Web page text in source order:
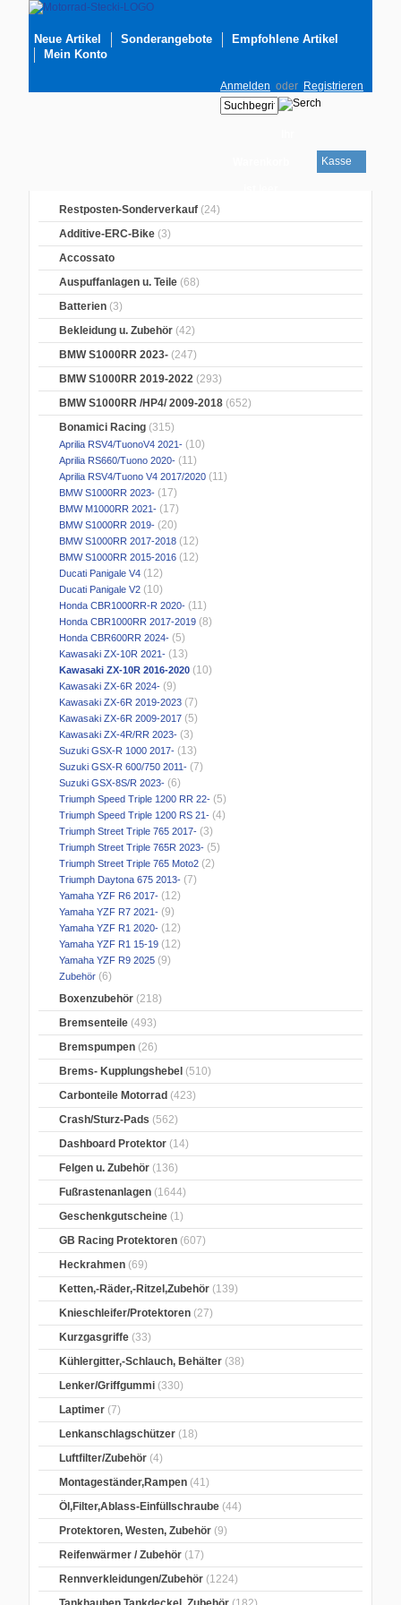
Neue Artikel Sonderangebote
Empfohlene Artikel
Mein Konto
Anmelden oder Registrieren
Kasse
Restposten-Sonderverkauf (24)
Additive-ERC-Bike (3)
Accossato
Auspuffanlagen u. Teile (68)
Batterien (3)
Bekleidung u. Zubehör (42)
BMW S1000RR 2023- (247)
BMW S1000RR 2019-2022 (293)
BMW S1000RR /HP4/ 2009-2018 (652)
Bonamici Racing (315)
Aprilia RSV4/TuonoV4 2021- (10)
Aprilia RS660/Tuono 2020- (11)
Aprilia RSV4/Tuono V4 2017/2020 (11)
BMW S1000RR 2023- (17)
BMW M1000RR 2021- (17)
BMW S1000RR 2019- (20)
BMW S1000RR 2017-2018 (12)
BMW S1000RR 2015-2016 (12)
Ducati Panigale V4 (12)
Ducati Panigale V2 (10)
Honda CBR1000RR-R 2020- (11)
Honda CBR1000RR 2017-2019 (8)
Honda CBR600RR 2024- (5)
Kawasaki ZX-10R 2021- (13)
Kawasaki ZX-10R 2016-2020 (10)
Kawasaki ZX-6R 2024- (9)
Kawasaki ZX-6R 2019-2023 (7)
Kawasaki ZX-6R 2009-2017 (5)
Kawasaki ZX-4R/RR 2023- (3)
Suzuki GSX-R 1000 2017- (13)
Suzuki GSX-R 600/750 2011- (7)
Suzuki GSX-8S/R 2023- (6)
Triumph Speed Triple 1200 RR 22- (5)
Triumph Speed Triple 1200 RS 21- (4)
Triumph Street Triple 765 2017- (3)
Triumph Street Triple 765R 2023- (5)
Triumph Street Triple 765 Moto2 (2)
Triumph Daytona 675 2013- (7)
Yamaha YZF R6 2017- (12)
Yamaha YZF R7 2021- (9)
Yamaha YZF R1 2020- (12)
Yamaha YZF R1 15-19 (12)
Yamaha YZF R9 2025 (9)
Zubehör (6)
Boxenzubehör (218)
Bremsenteile (493)
Bremspumpen (26)
Brems- Kupplungshebel (510)
Carbonteile Motorrad (423)
Crash/Sturz-Pads (562)
Dashboard Protektor (14)
Felgen u. Zubehör (136)
Fußrastenanlagen (1644)
Geschenkgutscheine (1)
GB Racing Protektoren (607)
Heckrahmen (69)
Ketten,-Räder,-Ritzel,Zubehör (139)
Knieschleifer/Protektoren (27)
Kurzgasgriffe (33)
Kühlergitter,-Schlauch, Behälter (38)
Lenker/Griffgummi (330)
Laptimer (7)
Lenkanschlagschützer (18)
Luftfilter/Zubehör (4)
Montageständer,Rampen (41)
Öl,Filter,Ablass-Einfüllschraube (44)
Protektoren, Westen, Zubehör (9)
Reifenwärmer / Zubehör (17)
Rennverkleidungen/Zubehör (1224)